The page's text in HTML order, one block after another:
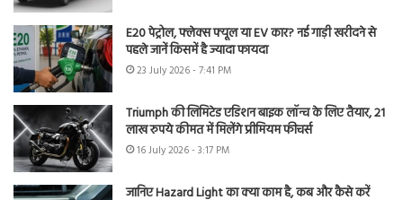
E20 पेट्रोल, फ्लेक्स फ्यूल या EV कार? नई गाड़ी खरीदने से
पहले जानें किसमें है ज्यादा फायदा
23 July 2026 - 7:41 PM
Triumph की लिमिटेड एडिशन बाइक लॉन्च के लिए तैयार, 21
लाख रुपये कीमत में मिलेंगे प्रीमियम फीचर्स
16 July 2026 - 3:17 PM
जानिए Hazard Light का क्या काम है, कब और कैसे करें